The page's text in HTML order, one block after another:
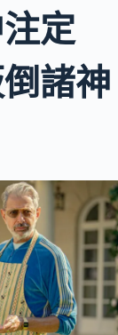
定
諸神